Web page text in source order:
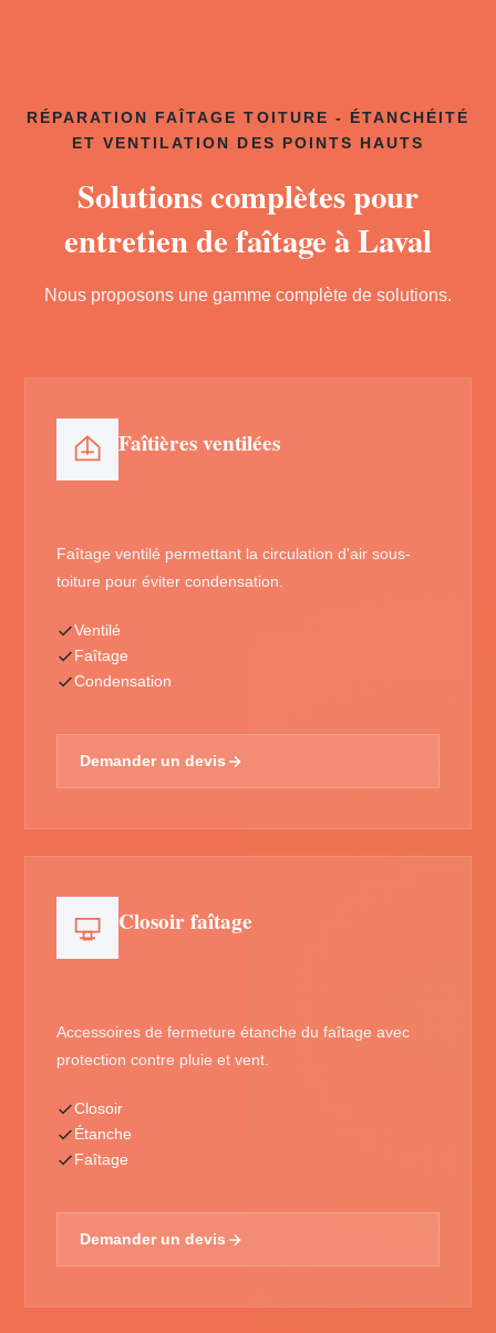
RÉPARATION FAÎTAGE TOITURE - ÉTANCHÉITÉ
ET VENTILATION DES POINTS HAUTS
Solutions complètes pour
entretien de faîtage à Laval
Nous proposons une gamme complète de solutions.
Faîtières ventilées
Faîtage ventilé permettant la circulation d'air sous-
toiture pour éviter condensation.
Ventilé
Faîtage
Condensation
Demander un devis
Closoir faîtage
Accessoires de fermeture étanche du faîtage avec
protection contre pluie et vent.
Closoir
Étanche
Faîtage
Demander un devis